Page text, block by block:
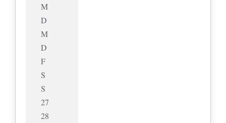
M
D
M
D
F
S
S
27
28